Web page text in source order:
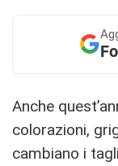
Anche
colorazioni,
cambiano i